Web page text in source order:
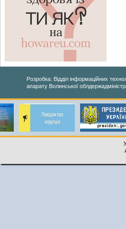
Розробка: Відділ інформаційних
апарату Волинської